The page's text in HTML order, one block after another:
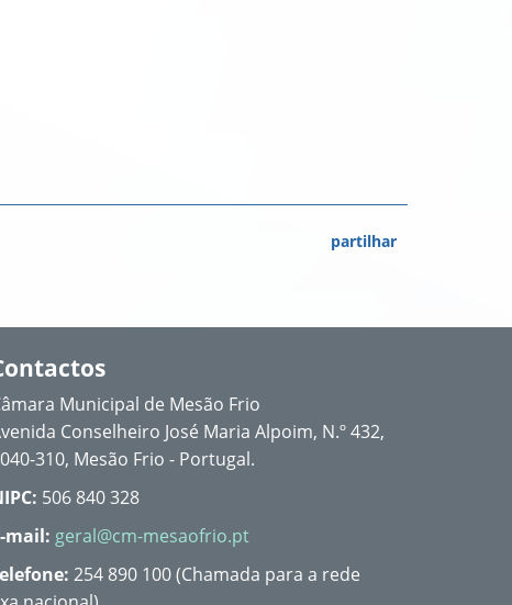
partilhar
Municipal de Mesão Frio
Conselheiro José Maria Alpoim, N.º 432,
310, Mesão Frio - Portugal.
506 840 328
mail: geral@cm-mesaofrio.pt
254 890 100 (Chamada para a rede